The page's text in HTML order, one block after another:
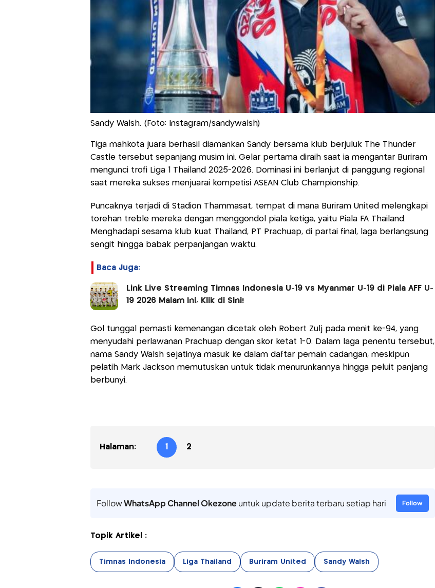
Sandy Walsh. (Foto: Instagram/sandywalsh)
Tiga mahkota juara berhasil diamankan Sandy bersama klub berjuluk The Thunder
Castle tersebut sepanjang musim ini. Gelar pertama diraih saat ia mengantar Buriram
mengunci trofi Liga 1 Thailand 2025-2026. Dominasi ini berlanjut di panggung regional
saat mereka sukses menjuarai kompetisi ASEAN Club Championship.
Puncaknya terjadi di Stadion Thammasat, tempat di mana Buriram United melengkapi
torehan treble mereka dengan menggondol piala ketiga, yaitu Piala FA Thailand.
Menghadapi sesama klub kuat Thailand, PT Prachuap, di partai final, laga berlangsung
sengit hingga babak perpanjangan waktu.
Baca Juga:
Link Live Streaming Timnas Indonesia U-19 vs Myanmar U-19 di Piala AFF U-
19 2026 Malam Ini, Klik di Sini!
Gol tunggal pemasti kemenangan dicetak oleh Robert Zulj pada menit ke-94, yang
menyudahi perlawanan Prachuap dengan skor ketat 1-0. Dalam laga penentu tersebut,
nama Sandy Walsh sejatinya masuk ke dalam daftar pemain cadangan, meskipun
pelatih Mark Jackson memutuskan untuk tidak menurunkannya hingga peluit panjang
berbunyi.
Halaman: 1 2
FollowWhatsApp Channel Okezoneuntuk update berita terbaru setiap hari Follow
Topik Artikel :
Timnas Indonesia Liga Thailand Buriram United Sandy Walsh